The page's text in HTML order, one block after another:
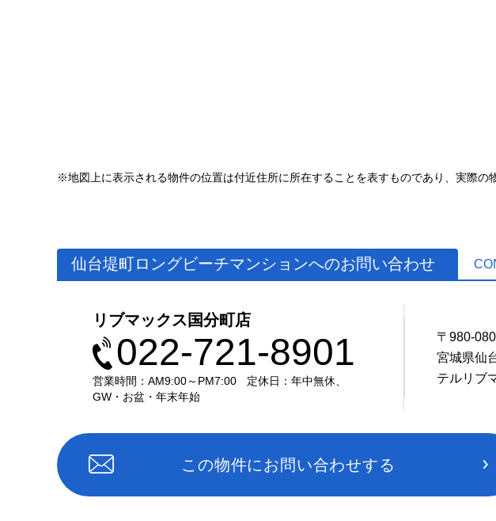
※地図上に表示される物件の位置は付近住所に所在することを表すものであり、実際の
仙台堤町ロングビーチマンションへのお問い合わせ
リブマックス国分町店
022-721-8901
営業時間：AM9:00～PM7:00
定休日：年中無休、
GW・お盆・年末年始
〒980-
宮城県仙
テルリブ
この物件にお問い合わせする